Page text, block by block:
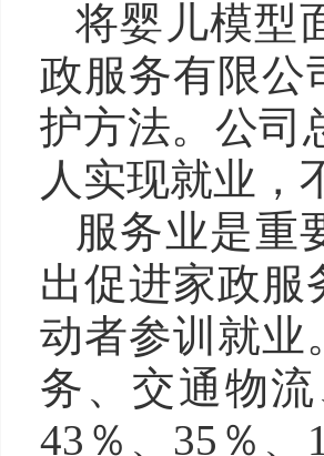
将婴儿模型
政服务有限公
护方法。公司
人实现就业，
服务业是重
出促进家政服
动者参训就业
务、交通物
43％、35％